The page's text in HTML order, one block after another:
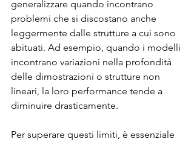
generalizzare quando incontrano
problemi che si discostano anche
leggermente dalle strutture a cui sono
abituati. Ad esempio, quando i modelli
incontrano variazioni nella profondità
delle dimostrazioni o strutture non
lineari, la loro performance tende a
diminuire drasticamente.
Per superare questi limiti, è essenziale